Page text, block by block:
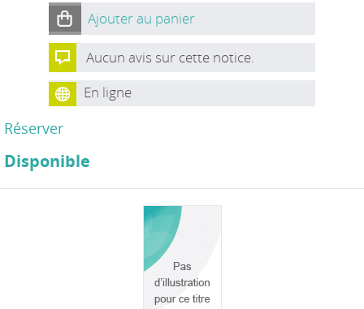
Ajouter au panier
Aucun avis sur cette notice.
En ligne
Réserver
Disponible